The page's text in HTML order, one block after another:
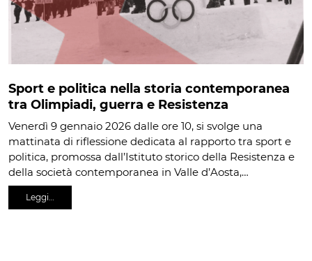
Sport e politica nella storia contemporanea
tra Olimpiadi, guerra e Resistenza
Venerdì 9 gennaio 2026 dalle ore 10, si svolge una
mattinata di riflessione dedicata al rapporto tra sport e
politica, promossa dall’Istituto storico della Resistenza e
della società contemporanea in Valle d’Aosta,…
Leggi…